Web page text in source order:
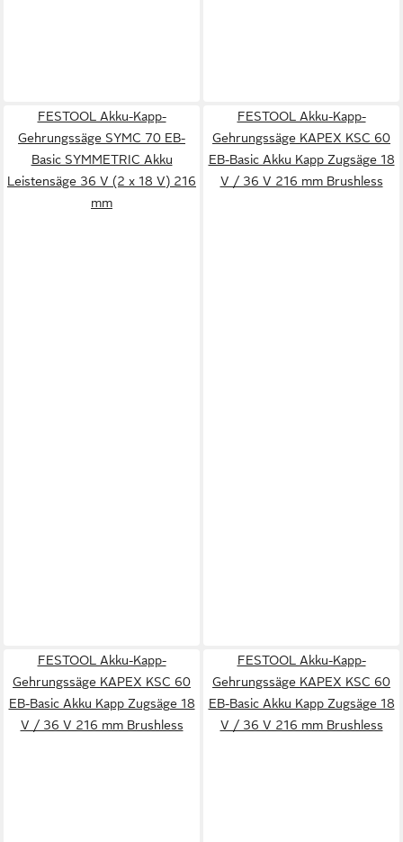
FESTOOL Akku-Kapp-
Gehrungssäge SYMC 70 EB-
Basic SYMMETRIC Akku
Leistensäge 36 V (2 x 18 V) 216
mm
FESTOOL Akku-Kapp-
Gehrungssäge KAPEX KSC 60
EB-Basic Akku Kapp Zugsäge 18
V / 36 V 216 mm Brushless
FESTOOL Akku-Kapp-
Gehrungssäge KAPEX KSC 60
EB-Basic Akku Kapp Zugsäge 18
V / 36 V 216 mm Brushless
FESTOOL Akku-Kapp-
Gehrungssäge KAPEX KSC 60
EB-Basic Akku Kapp Zugsäge 18
V / 36 V 216 mm Brushless